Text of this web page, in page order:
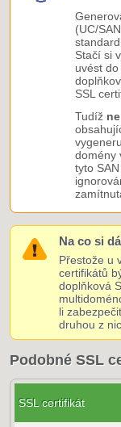
(UC/
Stačí si
uvést
SSL
Tudíž
domény
tyto
Na co si
Přestože u
certifikátů
doplňková
li
druhou z
Podobné SSL
SSL certifikát